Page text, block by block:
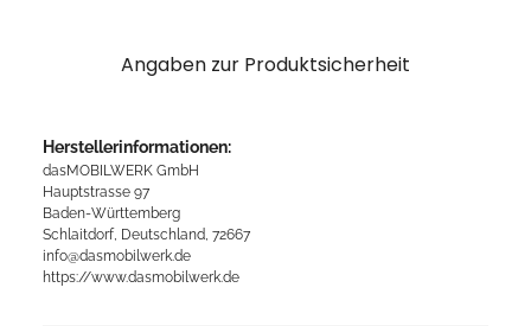
Angaben zur Produktsicherheit
Herstellerinformationen:
dasMOBILWERK GmbH
Hauptstrasse 97
Baden-Württemberg
Schlaitdorf, Deutschland, 72667
info@dasmobilwerk.de
https://www.dasmobilwerk.de